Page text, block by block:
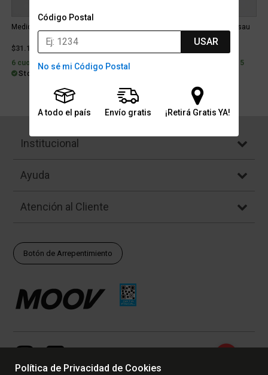
Código Postal
USAR
No sé mi Código Postal
A todo el país Envío gratis ¡Retirá Gratis YA!
Medidor de Presión Wolfi Control Air
$31.199
6 cuotas con interés de $6.879
Stock para envío
Medidor de Presión Fútbol Nassau
6 cuotas con interés de $7.115
Institucional
Ayuda
Atención al Cliente
Botón de Arrepentimiento
Política de Privacidad de Cookies